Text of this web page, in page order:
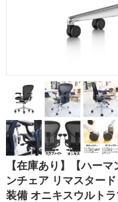
【在庫あり】【ハー
ンチェア リマスター
装備 オニキスウルト